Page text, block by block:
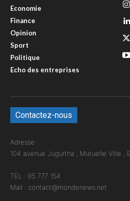
Economie
Finance
Opinion
Sport
Politique
Echo des entreprises
Contactez-nous
Adresse :
104 avenue Jugurtha , Mutuelle Ville ,
TEL : 95 777 154
Mail : contact@mondenews.net